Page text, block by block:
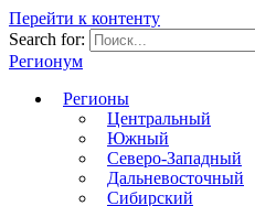
Перейти к контенту
Search for:
Регионум
Регионы
Центральный
Южный
Северо-Западный
Дальневосточный
Сибирский